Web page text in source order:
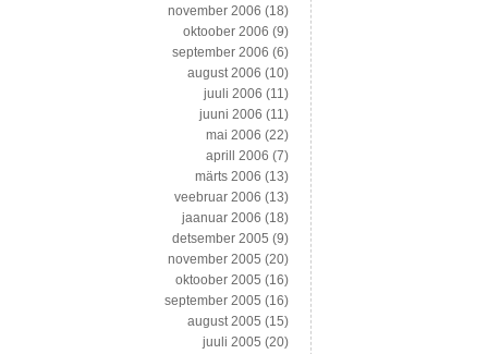
november 2006 (18)
oktoober 2006 (9)
september 2006 (6)
august 2006 (10)
juuli 2006 (11)
juuni 2006 (11)
mai 2006 (22)
aprill 2006 (7)
märts 2006 (13)
veebruar 2006 (13)
jaanuar 2006 (18)
detsember 2005 (9)
november 2005 (20)
oktoober 2005 (16)
september 2005 (16)
august 2005 (15)
juuli 2005 (20)